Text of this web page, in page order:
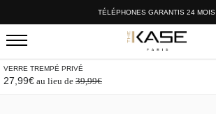
TÉLÉPHONES GARANTIS 24 MOIS
VERRE TREMPÉ PRIVÉ
27,99€ au lieu de 39,99€